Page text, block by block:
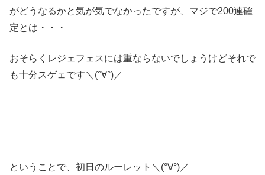
がどうなるかと気が気でなかったですが、マジで200連確
定とは・・・
おそらくレジェフェスには重ならないでしょうけどそれで
も十分スゲェです＼(°∀°)／
ということで、初日のルーレット＼(°∀°)／